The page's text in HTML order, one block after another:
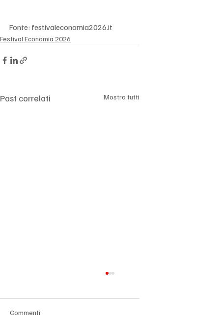
Fonte: festivaleconomia2026.it
Festival Economia 2026
Post correlati Mostra tutti
Commenti